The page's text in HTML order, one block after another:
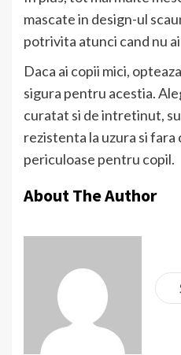
mascate in design-ul
potrivita atunci cand nu
Daca ai copii mici,
sigura pentru acestia.
curatat si de intretinut,
rezistenta la uzura si
periculoase pentru copil.
About The Author